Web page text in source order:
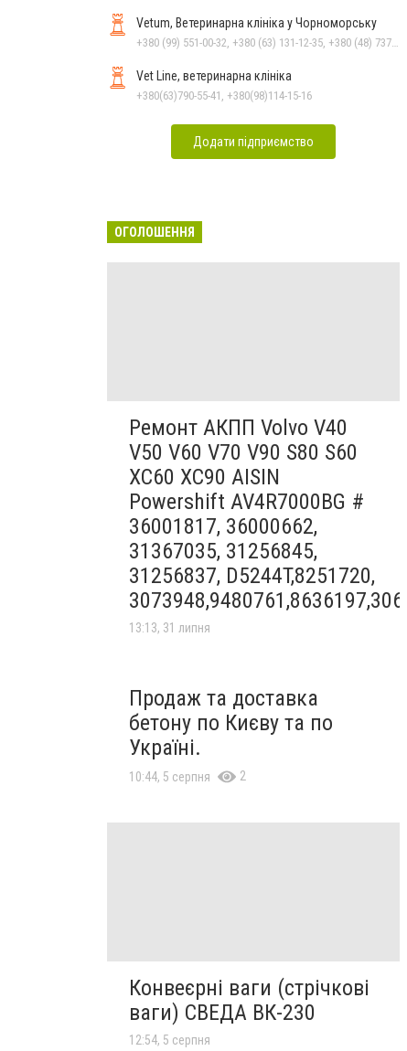
Vetum, Ветеринарна клініка у Чорноморську
Vet Line, ветеринарна клініка
+380(63)790-55-41, +380(98)114-15-16
Додати підприємство
ОГОЛОШЕННЯ
Ремонт АКПП Volvo V40
V50 V60 V70 V90 S80 S60
XC60 XC90 AISIN
Powershift AV4R7000BG #
36001817, 36000662,
31367035, 31256845,
31256837, D5244T,8251720,
13:13, 31 липня
Продаж та доставка
бетону по Києву та по
Україні.
10:44, 5 серпня 2
Конвеєрні ваги (стрічкові
ваги) СВЕДА ВК-230
12:54, 5 серпня